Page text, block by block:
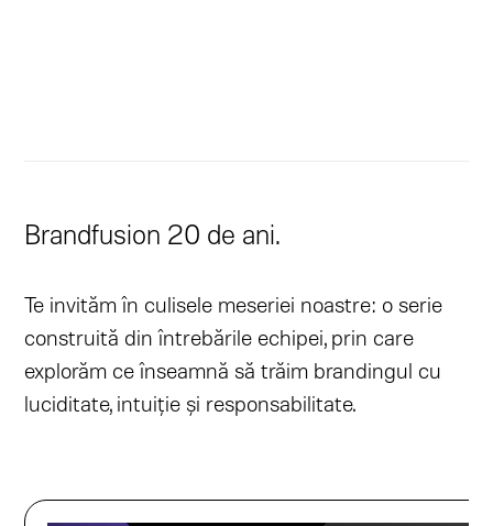
Brandfusion 20 de ani.
Te invităm în culisele meseriei noastre: o serie
construită din întrebările echipei, prin care
explorăm ce înseamnă să trăim brandingul cu
luciditate, intuiție și responsabilitate.